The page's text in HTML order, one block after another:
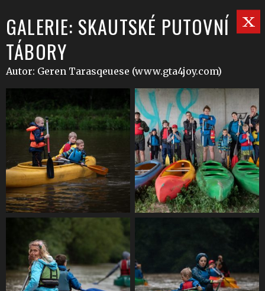
GALERIE: SKAUTSKÉ PUTOVNÍ
TÁBORY
Autor: Geren Tarasqeuese (www.gta4joy.com)